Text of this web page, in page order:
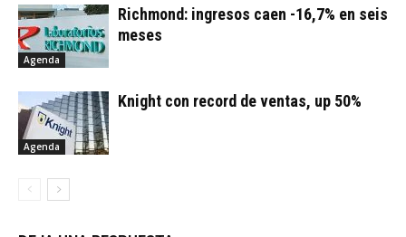
Agenda
Richmond: ingresos caen -16,7% en seis
meses
Agenda
Knight con record de ventas, up 50%